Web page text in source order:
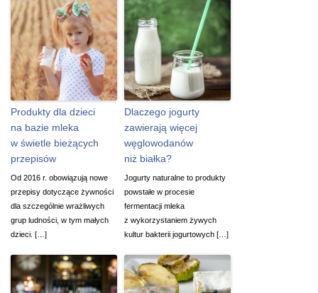
Produkty dla dzieci
na bazie mleka
w świetle bieżących
przepisów
Od 2016 r. obowiązują nowe
przepisy dotyczące żywności
dla szczególnie wrażliwych
grup ludności, w tym małych
dzieci. […]
Dlaczego jogurty
zawierają więcej
węglowodanów
niż białka?
Jogurty naturalne to produkty
powstałe w procesie
fermentacji mleka
z wykorzystaniem żywych
kultur bakterii jogurtowych […]